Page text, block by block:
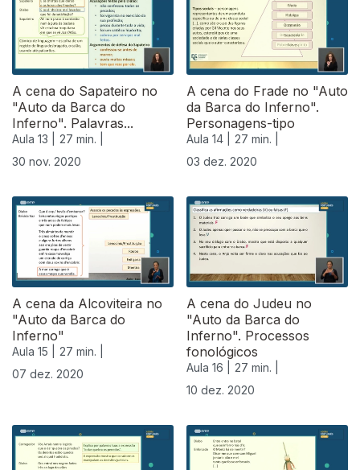
A cena do Sapateiro no
"Auto da Barca do
Inferno". Palavras...
Aula 13 |
27 min. |
30 nov. 2020
A cena do Frade no "Auto
da Barca do Inferno".
Personagens-tipo
Aula 14 |
27 min. |
03 dez. 2020
A cena da Alcoviteira no
"Auto da Barca do
Inferno"
Aula 15 |
27 min. |
07 dez. 2020
A cena do Judeu no
"Auto da Barca do
Inferno". Processos
fonológicos
Aula 16 |
27 min. |
10 dez. 2020